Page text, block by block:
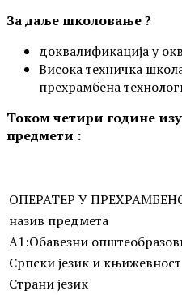
За даље школовање ?
доквалификација у
Висока техничка
прехрамбена
Током четири године
предмети :
ОПЕРАТЕР У
назив предмета
А1:Обавезни
Српски језик и књижевност
Страни језик